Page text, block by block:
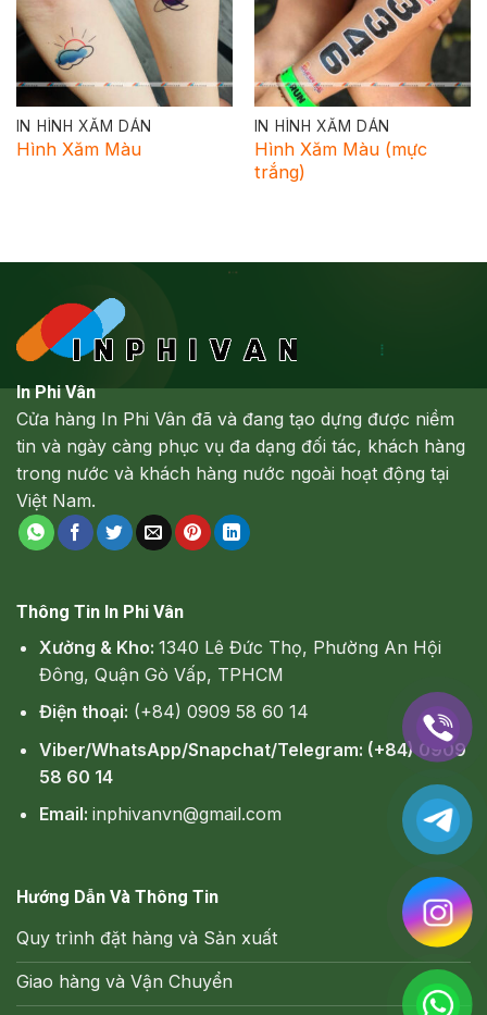
IN HÌNH XĂM DÁN
Hình Xăm Màu
IN HÌNH XĂM DÁN
Hình Xăm Màu (mực
trắng)
In Phi Vân
Cửa hàng In Phi Vân đã và đang tạo dựng được niềm
tin và ngày càng phục vụ đa dạng đối tác, khách hàng
trong nước và khách hàng nước ngoài hoạt động tại
Việt Nam.
Thông Tin In Phi Vân
Xưởng & Kho: 1340 Lê Đức Thọ, Phường An Hội
Đông, Quận Gò Vấp, TPHCM
Điện thoại: (+84) 0909 58 60 14
Viber/WhatsApp/Snapchat/Telegram: (+84) 0909
58 60 14
Email: inphivanvn@gmail.com
Hướng Dẫn Và Thông Tin
Quy trình đặt hàng và Sản xuất
Giao hàng và Vận Chuyển